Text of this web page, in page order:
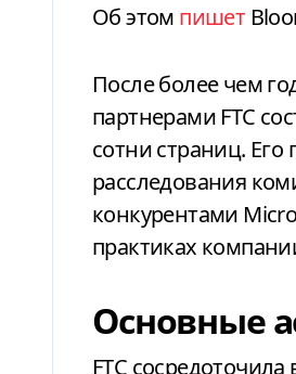
Об этом пишет
После более чем
партнерами FTC
сотни страниц.
расследования
конкурентами
практиках
Основные
FTC